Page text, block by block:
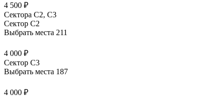
4 500 ₽
Сектора С2, С3
Сектор C2
Выбрать места 211
4 000 ₽
Сектор C3
Выбрать места 187
4 000 ₽